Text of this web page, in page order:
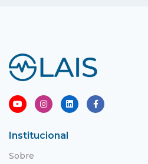
Institucional
Sobre